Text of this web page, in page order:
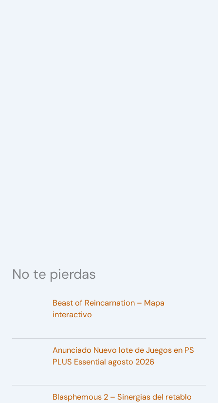
No te pierdas
Beast of Reincarnation – Mapa
interactivo
Anunciado Nuevo lote de Juegos en PS
PLUS Essential agosto 2026
Blasphemous 2 – Sinergias del retablo